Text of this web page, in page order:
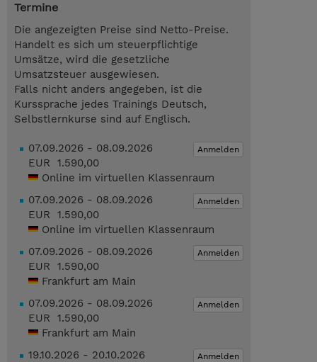
Termine
Die angezeigten Preise sind Netto-Preise.
Handelt es sich um steuerpflichtige
Umsätze, wird die gesetzliche
Umsatzsteuer ausgewiesen.
Falls nicht anders angegeben, ist die
Kurssprache jedes Trainings Deutsch,
Selbstlernkurse sind auf Englisch.
Anmelden
07.09.2026 - 08.09.2026
EUR 1.590,00
Online im virtuellen Klassenraum
Anmelden
07.09.2026 - 08.09.2026
EUR 1.590,00
Online im virtuellen Klassenraum
Anmelden
07.09.2026 - 08.09.2026
EUR 1.590,00
Frankfurt am Main
Anmelden
07.09.2026 - 08.09.2026
EUR 1.590,00
Frankfurt am Main
Anmelden
19.10.2026 - 20.10.2026